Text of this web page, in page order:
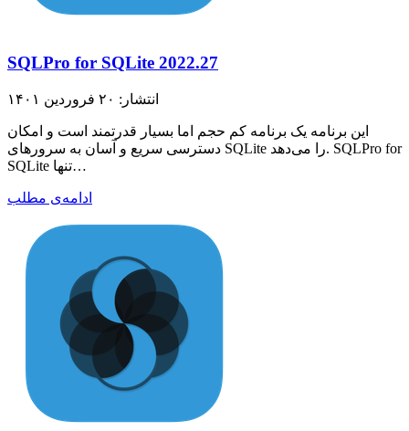
SQLPro for SQLite 2022.27
انتشار: ۲۰ فروردین ۱۴۰۱
این برنامه یک برنامه کم حجم اما بسیار قدرتمند است و امکان
دسترسی سریع و آسان به سرورهای SQLite را می‌دهد. SQLPro for
SQLite تنها…
ادامه‌ی مطلب